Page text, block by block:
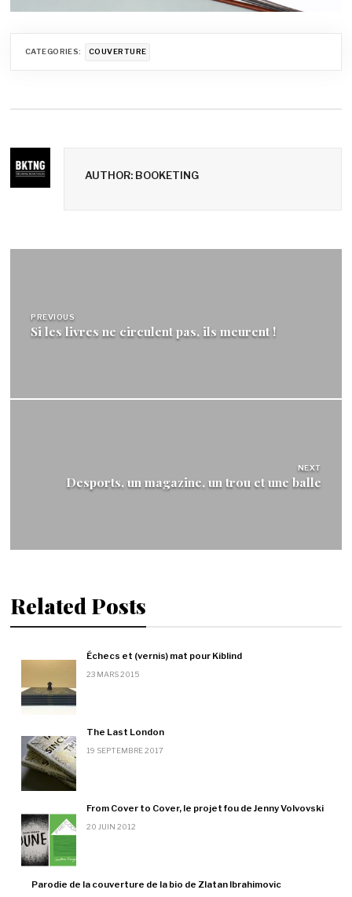
CATEGORIES: COUVERTURE
AUTHOR: BOOKETING
l’article
PREVIOUS
Si les livres ne circulent pas, ils meurent !
NEXT
Desports, un magazine, un trou et une balle
Related Posts
Échecs et (vernis) mat pour Kiblind
23 MARS 2015
The Last London
19 SEPTEMBRE 2017
From Cover to Cover, le projet fou de Jenny Volvovski
20 JUIN 2012
Parodie de la couverture de la bio de Zlatan Ibrahimovic